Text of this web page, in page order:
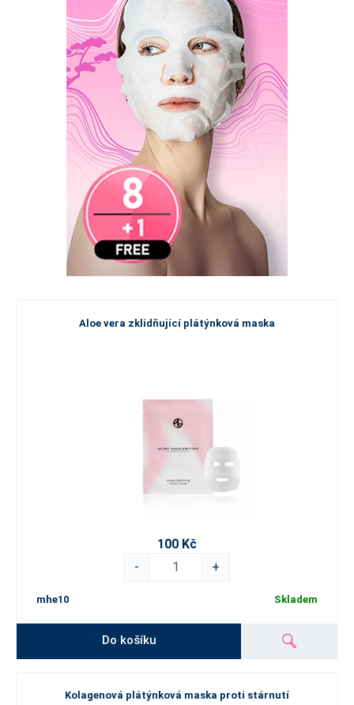
Aloe vera zklidňující plátýnková maska
100 Kč
-
+
mhe10 Skladem
Do košíku
Kolagenová plátýnková maska proti stárnutí